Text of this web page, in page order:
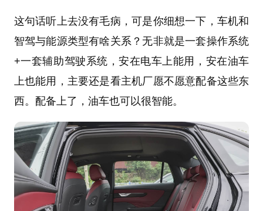
这句话听上去没有毛病，可是你细想一下，车机和
智驾与能源类型有啥关系？无非就是一套操作系统
+一套辅助驾驶系统，安在电车上能用，安在油车
上也能用，主要还是看主机厂愿不愿意配备这些东
西。配备上了，油车也可以很智能。